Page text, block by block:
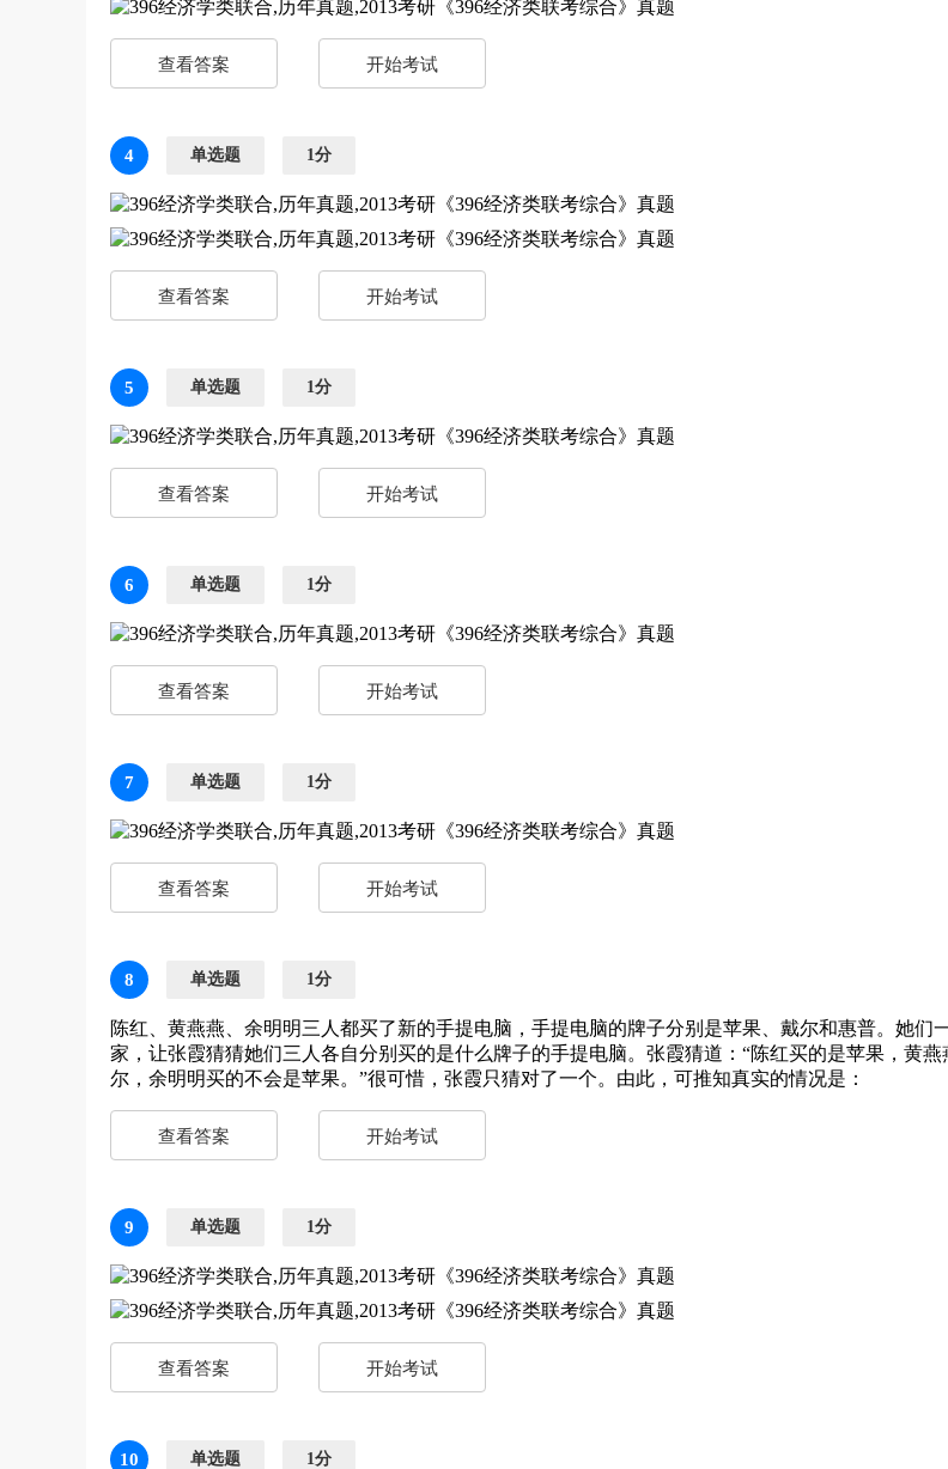
查看答案 开始考试
4 单选题 1分
查看答案 开始考试
5 单选题 1分
查看答案 开始考试
6 单选题 1分
查看答案 开始考试
7 单选题 1分
查看答案 开始考试
8 单选题 1分
陈红、黄燕燕、余明明三人都买了新的手提电脑，手提电脑的牌子分别是苹果、戴尔和惠普。她们
家，让张霞猜猜她们三人各自分别买的是什么牌子的手提电脑。张霞猜道：“陈红买的是苹果，黄
尔，余明明买的不会是苹果。”很可惜，张霞只猜对了一个。由此，可推知真实的情况是：
查看答案 开始考试
9 单选题 1分
查看答案 开始考试
10 单选题 1分